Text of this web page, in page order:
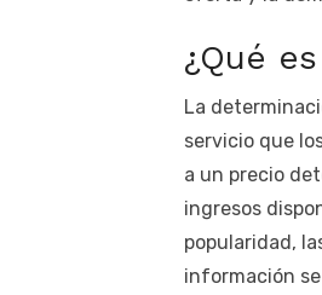
¿Qué
La
servicio que
a un precio
ingresos
popularidad,
información